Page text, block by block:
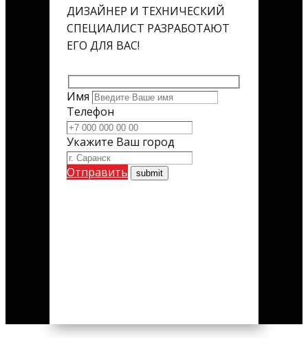
ДИЗАЙНЕР И ТЕХНИЧЕСКИЙ
СПЕЦИАЛИСТ РАЗРАБОТАЮТ
ЕГО ДЛЯ ВАС!
Имя
Телефон
Укажите Ваш город
Отправить